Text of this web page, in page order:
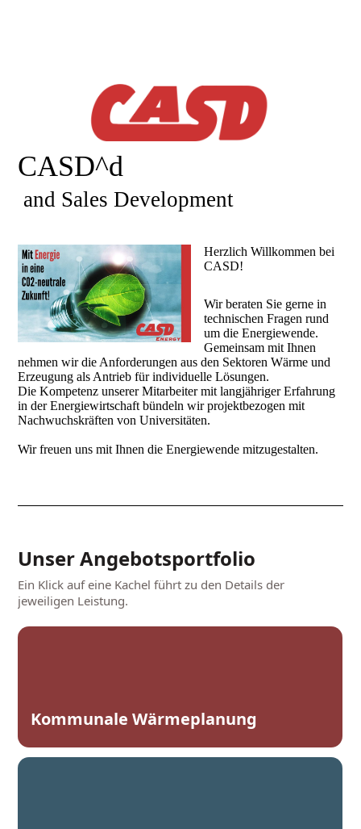
CASD^d
and Sales Development
Herzlich Willkommen bei
CASD!
Wir beraten Sie gerne in
technischen Fragen rund
um die Energiewende.
Gemeinsam mit Ihnen
nehmen wir die Anforderungen aus den Sektoren Wärme und
Erzeugung als Antrieb für individuelle Lösungen.
Die Kompetenz unserer Mitarbeiter mit langjähriger Erfahrung
in der Energiewirtschaft bündeln wir projektbezogen mit
Nachwuchskräften von Universitäten.
Wir freuen uns mit Ihnen die Energiewende mitzugestalten.